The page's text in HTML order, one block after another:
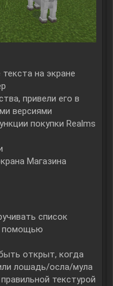
на экране
привели его в
версиями
покупки Realms
Магазина
список
помощью
открыт, когда
лошадь/осла/мула
текстурой